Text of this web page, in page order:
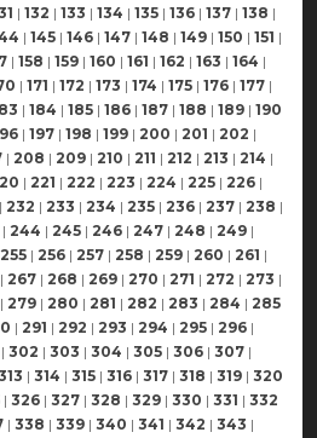
| 132 | 133 | 134 | 135 | 136 | 137 | 138 |
| 145 | 146 | 147 | 148 | 149 | 150 | 151 |
| 158 | 159 | 160 | 161 | 162 | 163 | 164 |
| 171 | 172 | 173 | 174 | 175 | 176 | 177 |
| 184 | 185 | 186 | 187 | 188 | 189 | 190
| 197 | 198 | 199 | 200 | 201 | 202 |
| 208 | 209 | 210 | 211 | 212 | 213 | 214 |
| 221 | 222 | 223 | 224 | 225 | 226 |
| 232 | 233 | 234 | 235 | 236 | 237 | 238 |
| 244 | 245 | 246 | 247 | 248 | 249 |
255 | 256 | 257 | 258 | 259 | 260 | 261 |
| 267 | 268 | 269 | 270 | 271 | 272 | 273 |
| 279 | 280 | 281 | 282 | 283 | 284 | 285
| 291 | 292 | 293 | 294 | 295 | 296 |
| 302 | 303 | 304 | 305 | 306 | 307 |
| 314 | 315 | 316 | 317 | 318 | 319 | 320
| 326 | 327 | 328 | 329 | 330 | 331 | 332
| 338 | 339 | 340 | 341 | 342 | 343 |